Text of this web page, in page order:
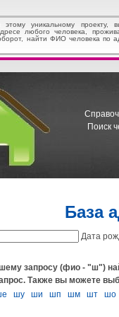
уникальному проекту,
любого человека,
найти ФИО человека по
Поиск
База
Дата
запросу (фио - "ш")
Также вы можете
шу ши шп шм шт шо